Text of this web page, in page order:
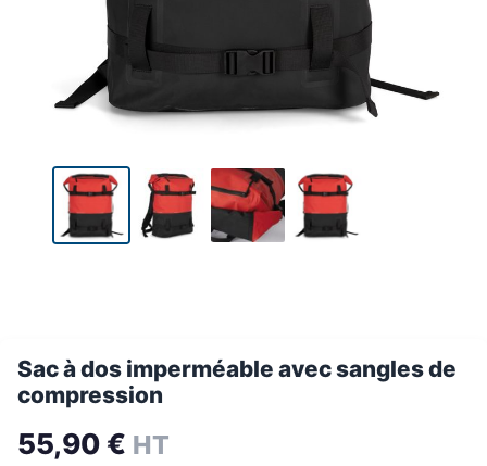
Sac à dos imperméable avec sangles de
compression
55,90 € HT